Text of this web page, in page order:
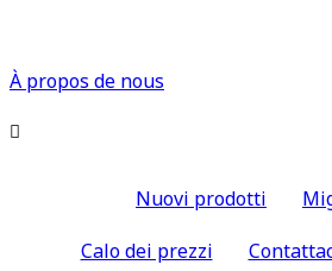
À propos de nous

Nuovi prodotti
Calo dei prezzi